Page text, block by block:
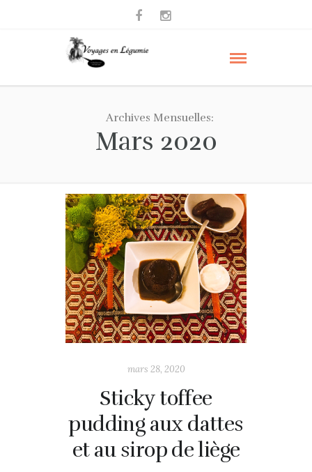
Archives Mensuelles:
Mars 2020
mars 28, 2020
Sticky toffee
pudding aux dattes
et au sirop de liège